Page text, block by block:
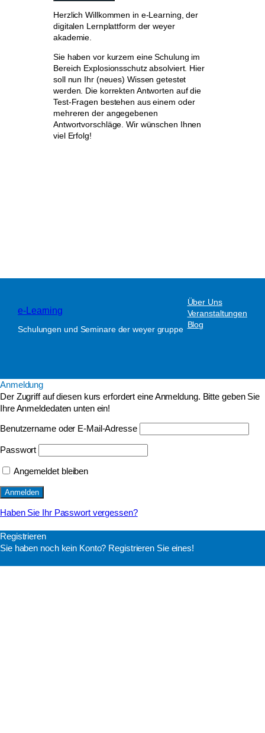
Herzlich Willkommen in e-Learning, der
digitalen Lernplattform der weyer
akademie.
Sie haben vor kurzem eine Schulung im
Bereich Explosionsschutz absolviert. Hier
soll nun Ihr (neues) Wissen getestet
werden. Die korrekten Antworten auf die
Test-Fragen bestehen aus einem oder
mehreren der angegebenen
Antwortvorschläge. Wir wünschen Ihnen
viel Erfolg!
e-Learning
Schulungen und Seminare der weyer gruppe
Über Uns
Veranstaltungen
Blog
Anmeldung
Der Zugriff auf diesen kurs erfordert eine Anmeldung. Bitte geben Sie
Ihre Anmeldedaten unten ein!
Benutzername oder E-Mail-Adresse
Passwort
Angemeldet bleiben
Haben Sie Ihr Passwort vergessen?
Registrieren
Sie haben noch kein Konto? Registrieren Sie eines!